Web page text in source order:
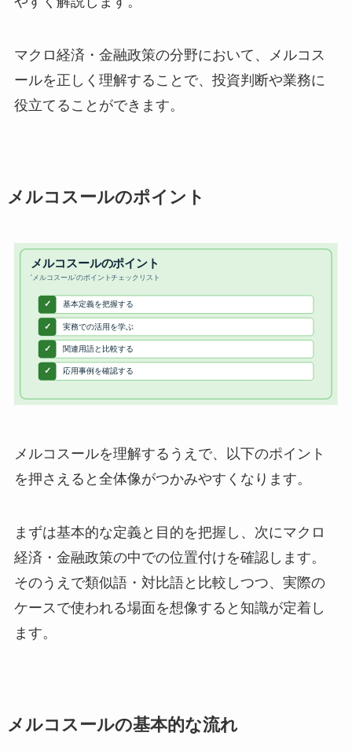
マクロ経済・金融政策の分野において、メルコス
ールを正しく理解することで、投資判断や業務に
役立てることができます。
メルコスールのポイント
メルコスールを理解するうえで、以下のポイント
を押さえると全体像がつかみやすくなります。
まずは基本的な定義と目的を把握し、次にマクロ
経済・金融政策の中での位置付けを確認します。
そのうえで類似語・対比語と比較しつつ、実際の
ケースで使われる場面を想像すると知識が定着し
ます。
メルコスールの基本的な流れ